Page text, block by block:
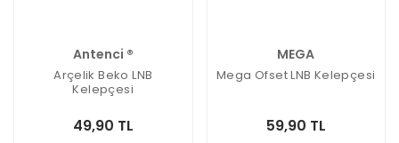
Antenci ®
Arçelik Beko LNB
Kelepçesi
49,90 TL
MEGA
Mega Ofset LNB Kelepçesi
59,90 TL